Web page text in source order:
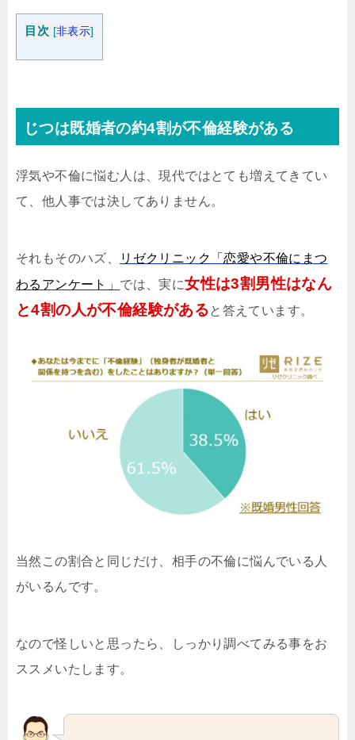
目次 [非表示]
じつは既婚者の約4割が不倫経験がある
浮気や不倫に悩む人は、現代ではとても増えてきてい
て、他人事では決してありません。
それもそのハズ、
リゼクリニック「恋愛や不倫にまつ
わるアンケート」 では、実に女性は3割男性はなん
と4割の人が不倫経験があると答えています。
当然この割合と同じだけ、相手の不倫に悩んでいる人
がいるんです。
なので怪しいと思ったら、しっかり調べてみる事をお
ススメいたします。